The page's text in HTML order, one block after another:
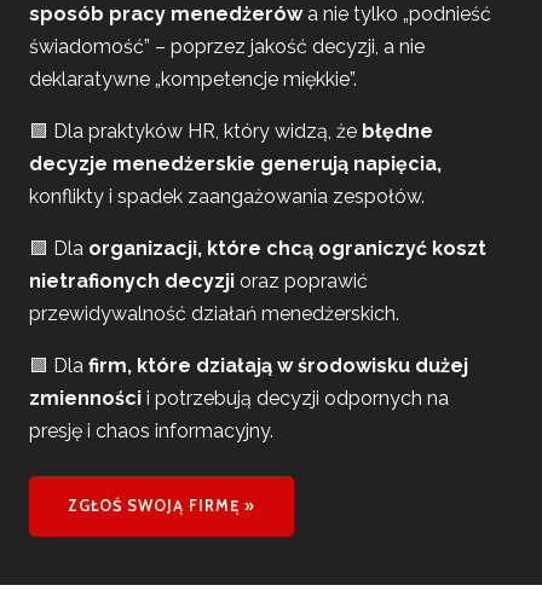
sposób pracy menedżerówa nie tylko „podnieść
świadomość” – poprzez jakość decyzji, a nie
deklaratywne „kompetencje miękkie”.
🟩 Dla praktyków HR, który widzą, że błędne
decyzje menedżerskie generują napięcia,
konflikty i spadek zaangażowania zespołów.
🟩 Dla organizacji, które chcą ograniczyć koszt
nietrafionych decyzji oraz poprawić
przewidywalność działań menedżerskich.
🟩 Dla firm, które działają w środowisku dużej
zmienności i potrzebują decyzji odpornych na
presję i chaos informacyjny.
ZGŁOŚ SWOJĄ FIRMĘ »